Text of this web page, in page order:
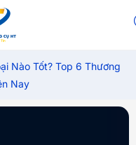
nhập.
Nào Tốt? Top 6 Thương
Nay